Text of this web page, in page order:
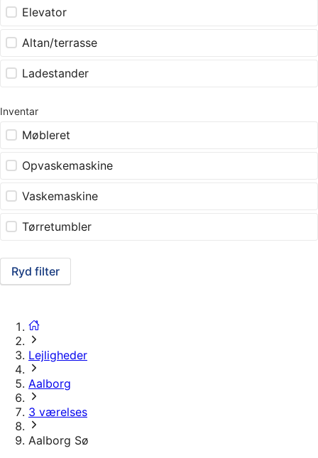
Elevator
Altan/terrasse
Ladestander
Inventar
Møbleret
Opvaskemaskine
Vaskemaskine
Tørretumbler
Ryd filter
Lejligheder
Aalborg
3 værelses
Aalborg Sø